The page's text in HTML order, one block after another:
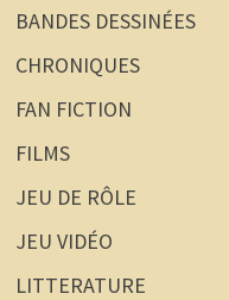
BANDES DESSINÉES
CHRONIQUES
FAN FICTION
FILMS
JEU DE RÔLE
JEU VIDÉO
LITTERATURE